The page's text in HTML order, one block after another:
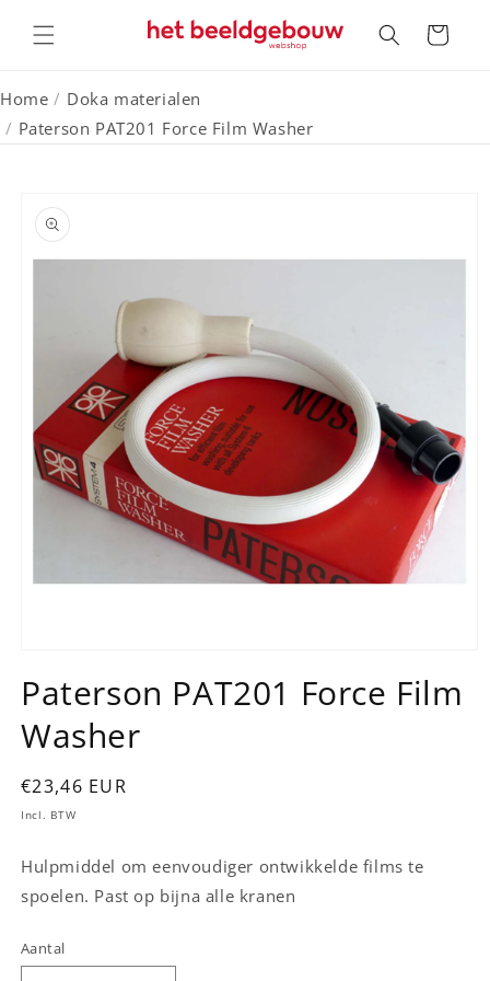
naar de
content
Winkelwagen
Home / Doka materialen
/ Paterson PAT201 Force Film Washer
direct naar
openen
in
modaal
Paterson PAT201 Force Film
Washer
Normale
prijs
€23,46 EUR
Incl. BTW
Hulpmiddel om eenvoudiger ontwikkelde films te
spoelen. Past op bijna alle kranen
Aantal
Aantal